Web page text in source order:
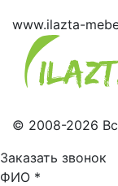
www.ilazta-
© 2008-2026
Заказать звонок
ФИО *